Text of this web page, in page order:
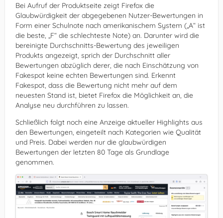
Bei Aufruf der Produktseite zeigt Firefox die
Glaubwürdigkeit der abgegebenen Nutzer-Bewertungen in
Form einer Schulnote nach amerikanischem System („A“ ist
die beste, „F“ die schlechteste Note) an. Darunter wird die
bereinigte Durchschnitts-Bewertung des jeweiligen
Produkts angezeigt, sprich der Durchschnitt aller
Bewertungen abzüglich derer, die nach Einschätzung von
Fakespot keine echten Bewertungen sind. Erkennt
Fakespot, dass die Bewertung nicht mehr auf dem
neuesten Stand ist, bietet Firefox die Möglichkeit an, die
Analyse neu durchführen zu lassen.
Schließlich folgt noch eine Anzeige aktueller Highlights aus
den Bewertungen, eingeteilt nach Kategorien wie Qualität
und Preis. Dabei werden nur die glaubwürdigen
Bewertungen der letzten 80 Tage als Grundlage
genommen.